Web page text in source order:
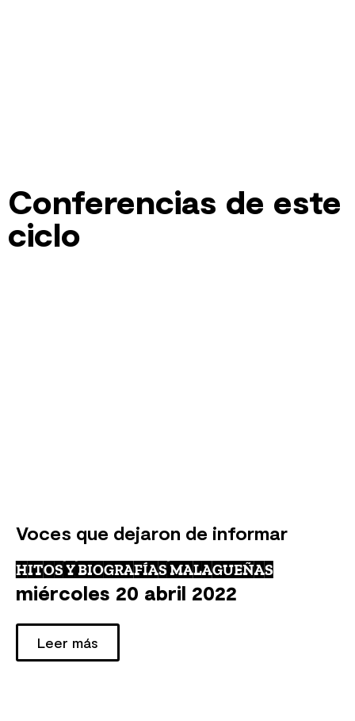
Conferencias de este
ciclo
Voces que dejaron de informar
HITOS Y BIOGRAFÍAS MALAGUEÑAS
miércoles 20 abril 2022
Leer más